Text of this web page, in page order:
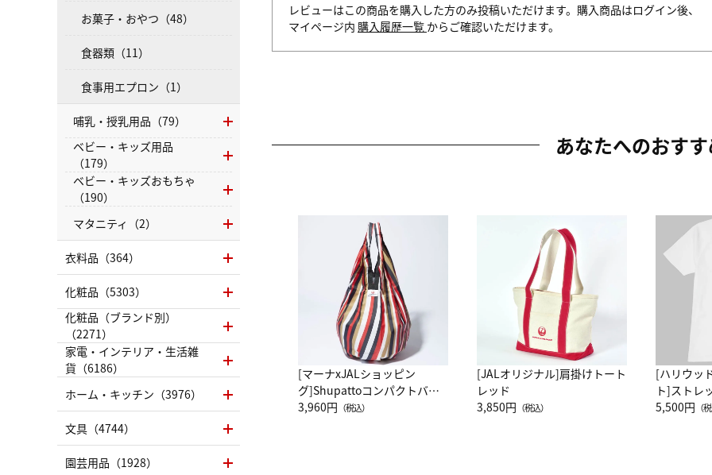
レビューはこの商品を購入した方のみ投稿いただけます。購入商品はログイン後、
マイページ内 購入履歴一覧 からご確認いただけます。
あなたへのおす
[マーナxJALショッピン
グ]Shupattoコンパクトバッ
グ Drop JAL客室乗務員
3,960円 （税込）
[JALオリジナル]肩掛けトート
レッド
3,850円 （税込）
[ハリウッ
ト]ストレ
ーネック
5,500円 （
お菓子・おやつ（48）
食器類（11）
食事用エプロン（1）
哺乳・授乳用品（79）
ベビー・キッズ用品
（179）
ベビー・キッズおもちゃ
（190）
マタニティ（2）
衣料品（364）
化粧品（5303）
化粧品（ブランド別）
（2271）
家電・インテリア・生活雑
貨（6186）
ホーム・キッチン（3976）
文具（4744）
園芸用品（1928）